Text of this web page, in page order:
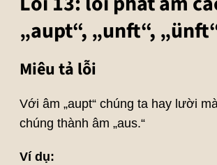
„aupt“, „unft“,
Miêu tả lỗi
Với âm „aupt“ chúng ta hay lười
chúng thành âm „aus.“
Ví dụ: